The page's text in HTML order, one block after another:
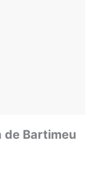
de Bartimeu